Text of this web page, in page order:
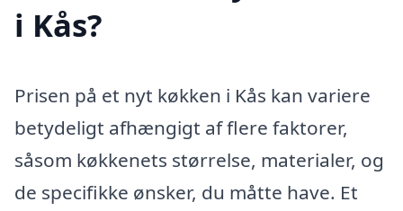
i Kås?
Prisen på et nyt køkken i Kås kan variere
betydeligt afhængigt af flere faktorer,
såsom køkkenets størrelse, materialer, og
de specifikke ønsker, du måtte have. Et